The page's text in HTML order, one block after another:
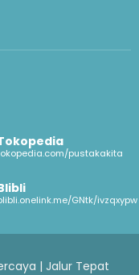
pustakakita
GNtk/ivzqxypw
| Jalur Tepat